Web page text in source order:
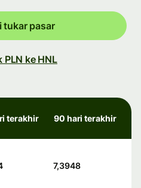
tukar pasar
PLN ke HNL
terakhir 90 hari terakhir
7,3948